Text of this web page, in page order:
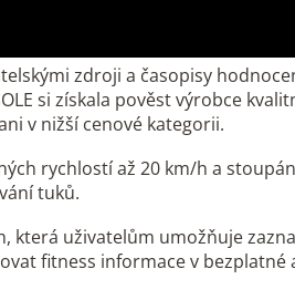
zdroji a časopisy
si získala pověst výrobce
v nižší cenové kategorii.
rychlostí až 20 km/h a
tuků.
která uživatelům umožňuje
fitness informace v bezplatné